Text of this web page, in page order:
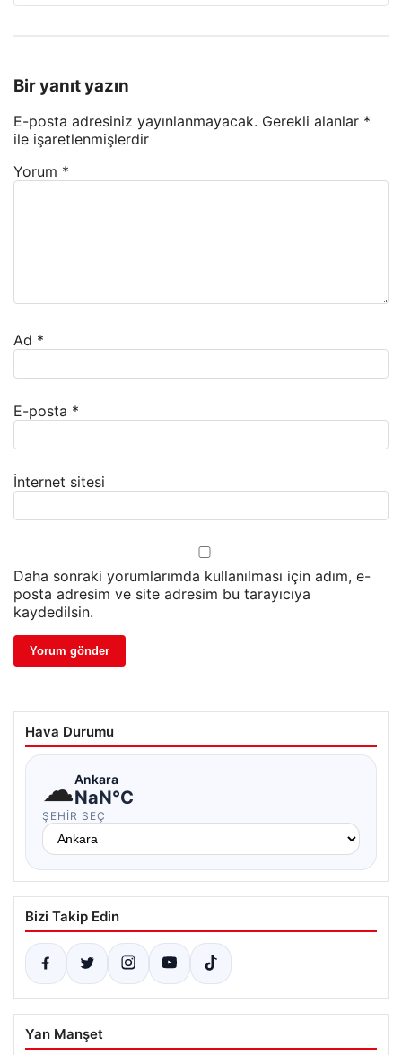
Bir yanıt yazın
E-posta adresiniz yayınlanmayacak. Gerekli alanlar *
ile işaretlenmişlerdir
Yorum *
Ad *
E-posta *
İnternet sitesi
Daha sonraki yorumlarımda kullanılması için adım, e-
posta adresim ve site adresim bu tarayıcıya
kaydedilsin.
Hava Durumu
☁Ankara
NaN°C
ŞEHIR SEÇ
Bizi Takip Edin
Yan Manşet